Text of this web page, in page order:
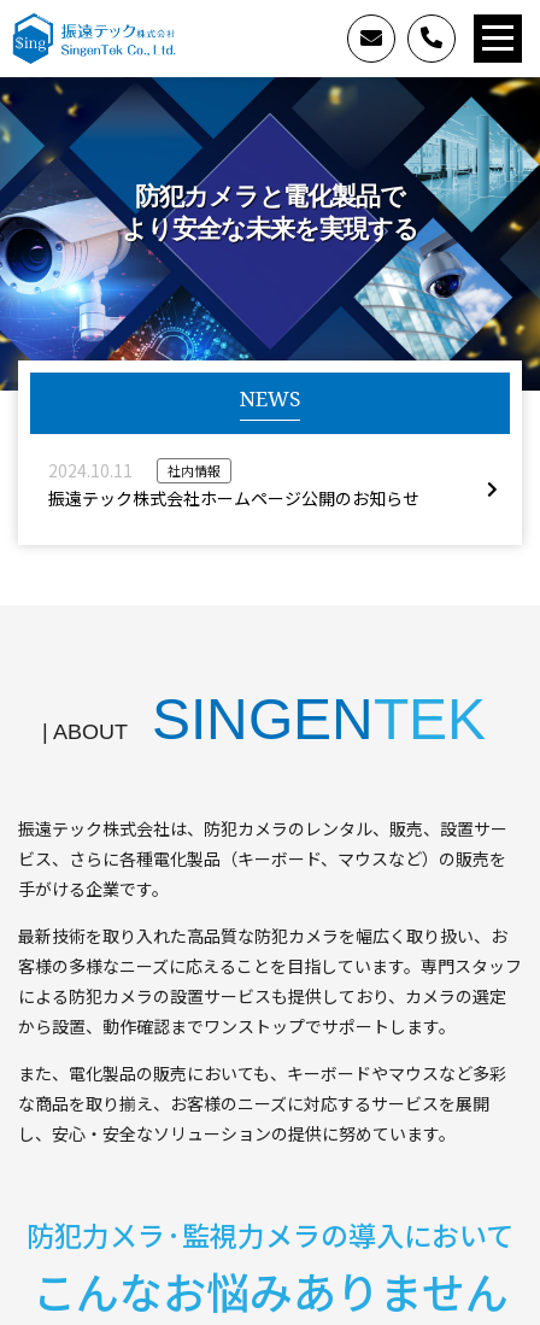
防犯カメラと電化製品で
より安全な未来を実現する
NEWS
振遠テック株式会社ホームページ公開のお知らせ
2024.10.11 社内情報
| ABOUT SINGENTEK
振遠テック株式会社は、防犯カメラのレンタル、販売、設置サー
ビス、さらに各種電化製品（キーボード、マウスなど）の販売を
手がける企業です。
最新技術を取り入れた高品質な防犯カメラを幅広く取り扱い、お
客様の多様なニーズに応えることを目指しています。専門スタッフ
による防犯カメラの設置サービスも提供しており、カメラの選定
から設置、動作確認までワンストップでサポートします。
また、電化製品の販売においても、キーボードやマウスなど多彩
な商品を取り揃え、お客様のニーズに対応するサービスを展開
し、安心・安全なソリューションの提供に努めています。
防犯力ㄨラ·監視力メラの導入において
こんなお悩みありません